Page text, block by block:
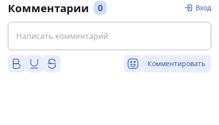
Комментарии 0 Вход
Комментировать